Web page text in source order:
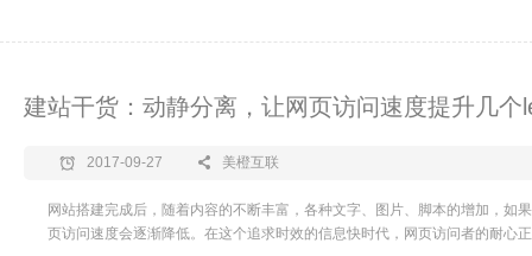
建站干货：动静分离，让网页访问速度提升几个
2017-09-27 美橙互联
网站搭建完成后，随着内容的不断丰富，各种文字、图片、脚本的增加，如
页访问速度会逐渐降低。在这个追求时效的信息快时代，网页访问者的耐心